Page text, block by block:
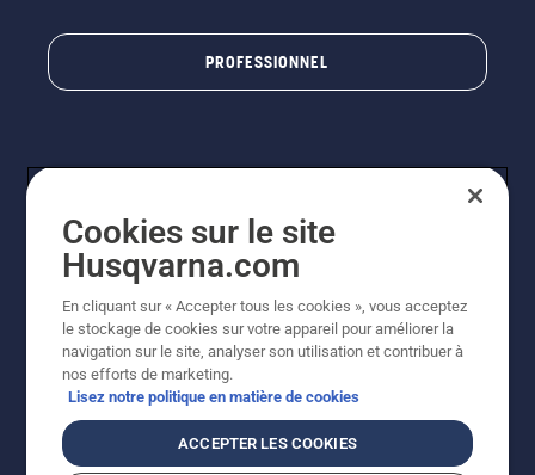
PROFESSIONNEL
© Husqvarna AB (publ). Tous droits réservés. Les prix
indiqués sont à titre indicatif de Husqvarna Schweiz AG
aux revendeurs participants, prix en CHF, TVA 8,1 % et
TAR incluses. Sous réserve de modification. Tous les
prix indiqués sont des prix de vente recommandés (TVA
incluse), sauf si le produit est disponible pour un achat
Cookies sur le site
Husqvarna.com
En cliquant sur « Accepter tous les cookies », vous acceptez
le stockage de cookies sur votre appareil pour améliorer la
navigation sur le site, analyser son utilisation et contribuer à
nos efforts de marketing.
Lisez notre politique en matière de cookies
ACCEPTER LES COOKIES